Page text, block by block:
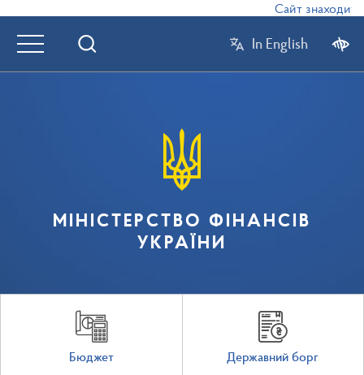
Сайт
In English
МІНІСТЕРСТВО ФІНАНСІВ
УКРАЇНИ
Бюджет Державний борг